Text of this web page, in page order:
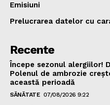
Emisiuni
Prelucrarea datelor cu
Recente
Începe sezonul alergiilor!
Polenul de ambrozie
această perioadă
SĂNĂTATE 07/08/2026 9:22